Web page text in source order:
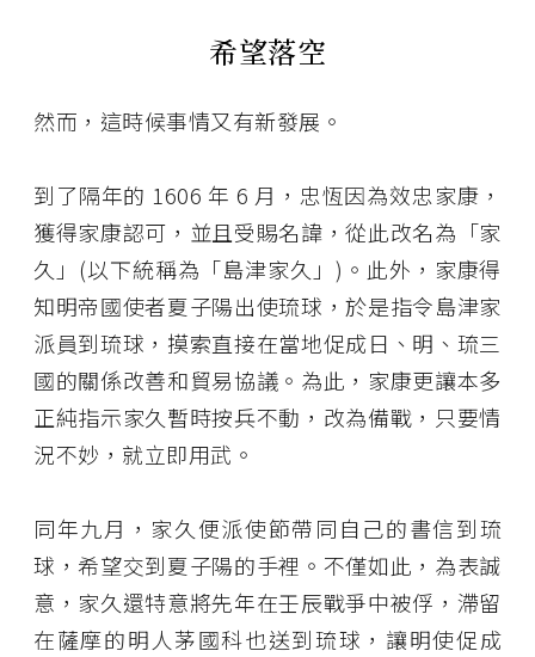
希望落空
然而，這時候事情又有新發展。
到了隔年的 1606 年 6 月，忠恆因為效忠家康，
獲得家康認可，並且受賜名諱，從此改名為「家
久」(以下統稱為「島津家久」)。此外，家康得
知明帝國使者夏子陽出使琉球，於是指令島津家
派員到琉球，摸索直接在當地促成日、明、琉三
國的關係改善和貿易協議。為此，家康更讓本多
正純指示家久暫時按兵不動，改為備戰，只要情
況不妙，就立即用武。
同年九月，家久便派使節帶同自己的書信到琉
球，希望交到夏子陽的手裡。不僅如此，為表誠
意，家久還特意將先年在壬辰戰爭中被俘，滯留
在薩摩的明人茅國科也送到琉球，讓明使促成